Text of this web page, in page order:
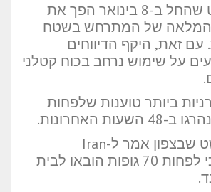
ניתוק האינטרנט שהחל ב-8 בינואר הפך את
המלאה של המתרחש בשטח
זאת, היקף הדיווחים
על שימוש נרחב בכוח קטלני
ביותר טוענות שלפחות
רופא בעיר ראשט שבצפון אמר ל-Iran
International כי לפחות 70 גופות הובאו לבית